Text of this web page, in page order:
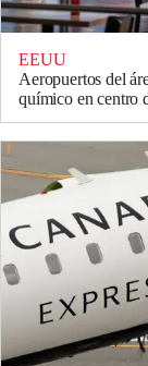
EEUU
Aeropuertos del
químico en centro